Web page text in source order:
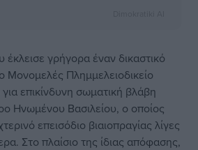
γρήγορα έναν δικαστικό
Πλημμελειοδικείο
επικίνδυνη σωματική βλάβη
Ηνωμένου Βασιλείου, ο οποίος
επεισόδιο βιαιοπραγίας λίγες
Στο πλαίσιο της ίδιας απόφασης,